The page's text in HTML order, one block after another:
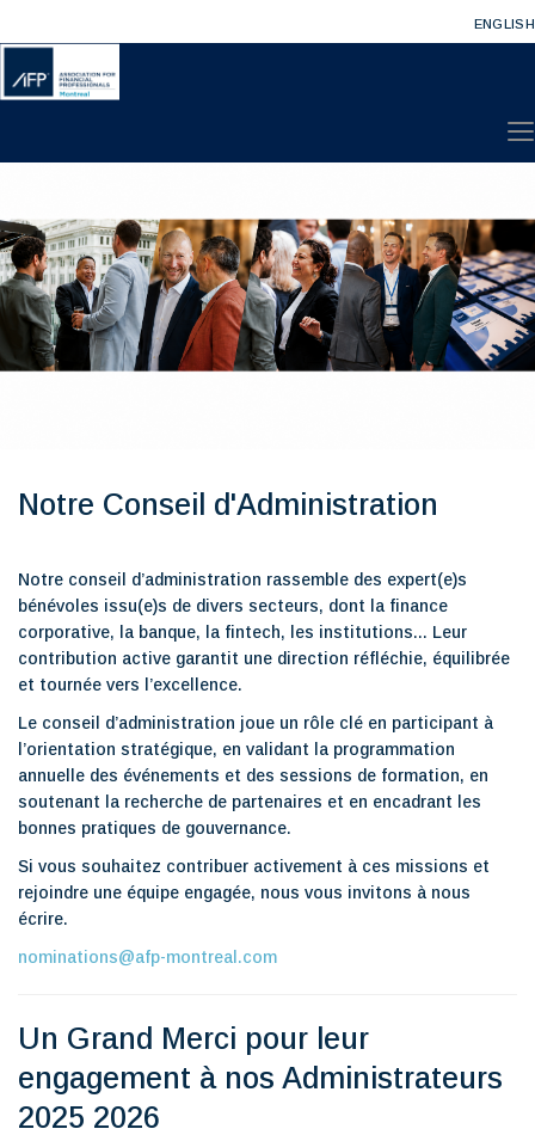
ENGLISH
Notre Conseil d'Administration
Notre conseil d’administration rassemble des expert(e)s
bénévoles issu(e)s de divers secteurs, dont la finance
corporative, la banque, la fintech, les institutions... Leur
contribution active garantit une direction réfléchie, équilibrée
et tournée vers l’excellence.
Le conseil d’administration joue un rôle clé en participant à
l’orientation stratégique, en validant la programmation
annuelle des événements et des sessions de formation, en
soutenant la recherche de partenaires et en encadrant les
bonnes pratiques de gouvernance.
Si vous souhaitez contribuer activement à ces missions et
rejoindre une équipe engagée, nous vous invitons à nous
écrire.
nominations@afp-montreal.com
Un Grand Merci pour leur
engagement à nos Administrateurs
2025 2026